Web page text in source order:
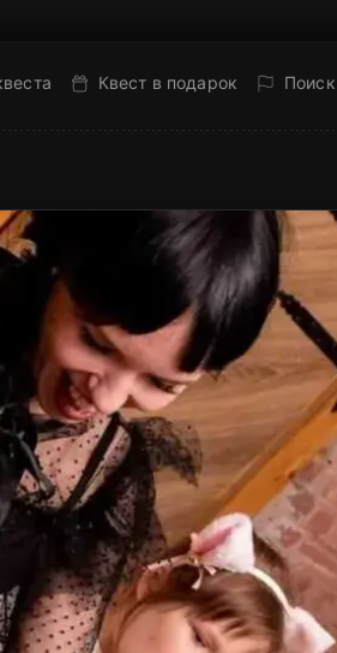
Квест в подарок